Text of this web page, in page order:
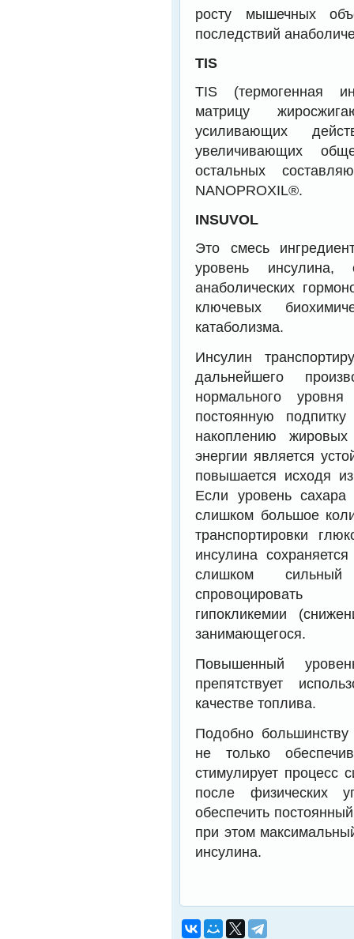
росту мышечных
последствий
TIS
TIS (термогенная
матрицу
усиливающих
увеличивающих
остальных
NANOPROXIL®.
INSUVOL
Это смесь
уровень
анаболических
ключевых
катаболизма.
Инсулин
дальнейшего
нормального
постоянную
накоплению
энергии является
повышается исходя
Если уровень
слишком большое
транспортировки
инсулина
слишком
спровоцировать
гипокликемии
занимающегося.
Повышенный
препятствует
качестве топлива.
Подобно большинству
не только
стимулирует процесс
после физических
обеспечить
при этом
инсулина.